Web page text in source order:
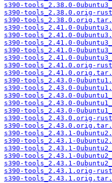
s390-tools_2.38.0-
s390-tools_2.38.0.orig-
s390-
s390-tools_2.41.0-
s390-tools_2.41.0-
s390-tools_2.41.0-
s390-tools_2.41.0-
s390-tools_2.41.0-
s390-tools_2.41.0.orig-
s390-
s390-tools_2.43.0-
s390-tools_2.43.0-
s390-tools_2.43.0-
s390-tools_2.43.0-
s390-tools_2.43.0-
s390-tools_2.43.0.orig-
s390-
s390-tools_2.43.1-
s390-tools_2.43.1-
s390-tools_2.43.1-
s390-tools_2.43.1-
s390-tools_2.43.1-
s390-tools_2.43.1.orig-
s390-